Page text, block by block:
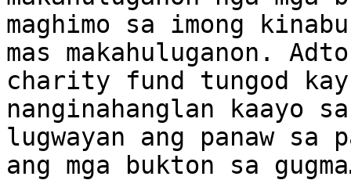
maghimo sa imong
mas makahuluganon.
charity fund tungod
nanginahanglan kaayo
lugwayan ang panaw sa
ang mga bukton sa